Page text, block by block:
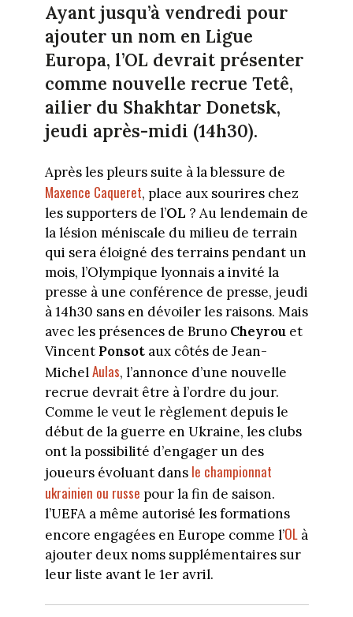
Ayant jusqu’à vendredi pour
ajouter un nom en Ligue
Europa, l’OL devrait présenter
comme nouvelle recrue Tetê,
ailier du Shakhtar Donetsk,
jeudi après-midi (14h30).
Après les pleurs suite à la blessure de
Maxence Caqueret, place aux sourires chez
les supporters de l’OL ? Au lendemain de
la lésion méniscale du milieu de terrain
qui sera éloigné des terrains pendant un
mois, l’Olympique lyonnais a invité la
presse à une conférence de presse, jeudi
à 14h30 sans en dévoiler les raisons. Mais
avec les présences de Bruno Cheyrouet
Vincent Ponsotaux côtés de Jean-
MichelAulas, l’annonce d’une nouvelle
recrue devrait être à l’ordre du jour.
Comme le veut le règlement depuis le
début de la guerre en Ukraine, les clubs
ont la possibilité d’engager un des
joueurs évoluant dans le championnat
ukrainien ou russe pour la fin de saison.
l’UEFA a même autorisé les formations
encore engagées en Europe comme l’OLà
ajouter deux noms supplémentaires sur
leur liste avant le 1er avril.